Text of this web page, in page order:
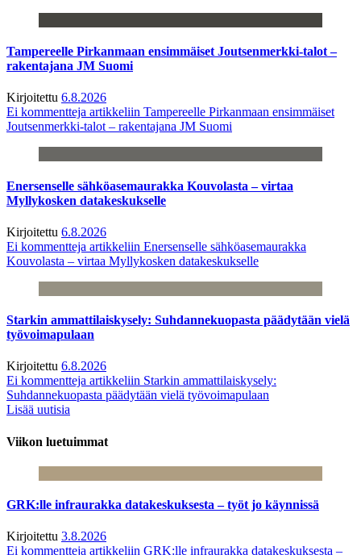
Tampereelle Pirkanmaan ensimmäiset Joutsenmerkki-talot –
rakentajana JM Suomi
Kirjoitettu 6.8.2026
Ei kommentteja artikkeliin Tampereelle Pirkanmaan ensimmäiset
Joutsenmerkki-talot – rakentajana JM Suomi
Enersenselle sähköasemaurakka Kouvolasta – virtaa
Myllykosken datakeskukselle
Kirjoitettu 6.8.2026
Ei kommentteja artikkeliin Enersenselle sähköasemaurakka
Kouvolasta – virtaa Myllykosken datakeskukselle
Starkin ammattilaiskysely: Suhdannekuopasta päädytään vielä
työvoimapulaan
Kirjoitettu 6.8.2026
Ei kommentteja artikkeliin Starkin ammattilaiskysely:
Suhdannekuopasta päädytään vielä työvoimapulaan
Lisää uutisia
Viikon luetuimmat
GRK:lle infraurakka datakeskuksesta – työt jo käynnissä
Kirjoitettu 3.8.2026
Ei kommentteja artikkeliin GRK:lle infraurakka datakeskuksesta –